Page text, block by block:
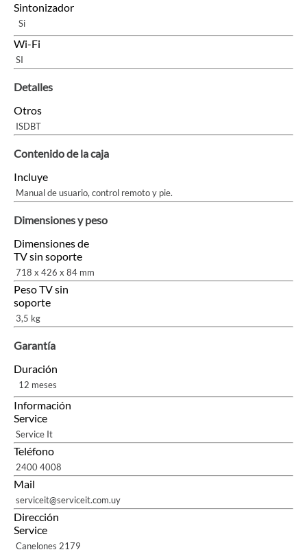
Sintonizador
Si
Wi-Fi
SI
Detalles
Otros
ISDBT
Contenido de la caja
Incluye
Manual de usuario, control remoto y pie.
Dimensiones y peso
Dimensiones de
TV sin soporte
718 x 426 x 84 mm
Peso TV sin
soporte
3,5 kg
Garantía
Duración
12 meses
Información
Service
Service It
Teléfono
2400 4008
Mail
serviceit@serviceit.com.uy
Dirección
Service
Canelones 2179